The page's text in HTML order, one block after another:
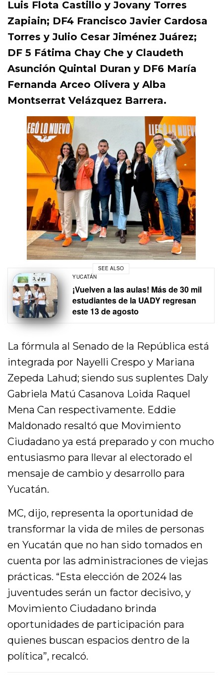
Luis Flota Castillo y Jovany Torres
Zapiain; DF4 Francisco Javier Cardosa
Torres y Julio Cesar Jiménez Juárez;
DF 5 Fátima Chay Che y Claudeth
Asunción Quintal Duran y DF6 María
Fernanda Arceo Olivera y Alba
Montserrat Velázquez Barrera.
SEE ALSO
YUCATÁN
¡Vuelven a las aulas! Más de 30 mil
estudiantes de la UADY regresan
este 13 de agosto
La fórmula al Senado de la República está
integrada por Nayelli Crespo y Mariana
Zepeda Lahud; siendo sus suplentes Daly
Gabriela Matú Casanova Loida Raquel
Mena Can respectivamente. Eddie
Maldonado resaltó que Movimiento
Ciudadano ya está preparado y con mucho
entusiasmo para llevar al electorado el
mensaje de cambio y desarrollo para
Yucatán.
MC, dijo, representa la oportunidad de
transformar la vida de miles de personas
en Yucatán que no han sido tomados en
cuenta por las administraciones de viejas
prácticas. “Esta elección de 2024 las
juventudes serán un factor decisivo, y
Movimiento Ciudadano brinda
oportunidades de participación para
quienes buscan espacios dentro de la
política”, recalcó.